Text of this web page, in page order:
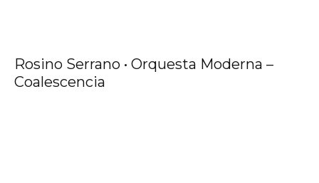
Rosino Serrano • Orquesta Moderna –
Coalescencia